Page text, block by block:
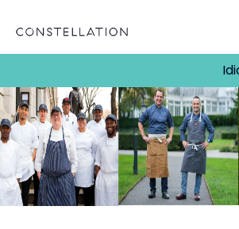
MX_Constellation